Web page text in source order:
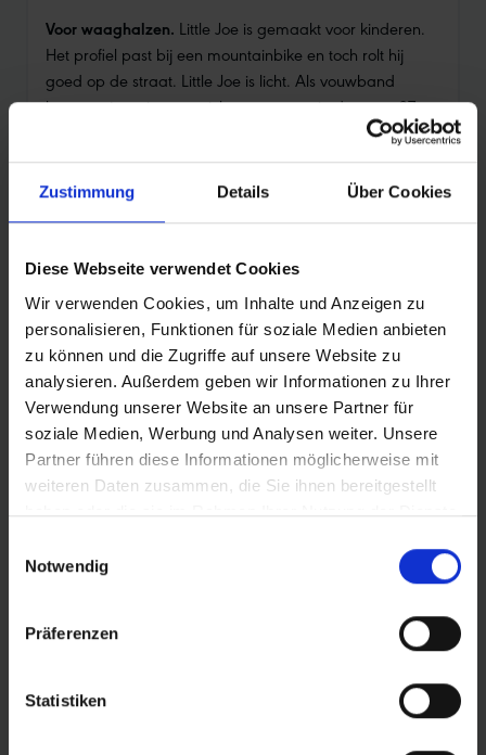
Zustimmung Details Über Cookies
Diese Webseite verwendet Cookies
Wir verwenden Cookies, um Inhalte und Anzeigen zu
personalisieren, Funktionen für soziale Medien anbieten
zu können und die Zugriffe auf unsere Website zu
analysieren. Außerdem geben wir Informationen zu Ihrer
Verwendung unserer Website an unsere Partner für
soziale Medien, Werbung und Analysen weiter. Unsere
Partner führen diese Informationen möglicherweise mit
weiteren Daten zusammen, die Sie ihnen bereitgestellt
haben oder die sie im Rahmen Ihrer Nutzung der Dienste
Notwendig
Präferenzen
Statistiken
Voor waaghalzen. Little Joe is gemaakt voor kinderen.
Het profiel past bij een mountainbike en toch rolt hij
goed op de straat. Little Joe is licht. Als vouwband
bespaar je serieus gewicht, met name in de maat 37-
PRODUCTOVERZICHT
Vind nog sneller de perfecte band voor jou.
Gebruik de zoekfunctie om het aanbod te
verfijnen of filter de tabel op de categorieën
die je interesseren. Sorteer de banden met de
pijltjes.
Vergelijken Prijs
28,90 €
33,90 €